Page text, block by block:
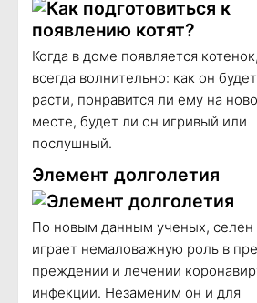
Когда в доме появляется
всегда волнительно: как он будет
расти, понравится ли ему на
месте, будет ли он игривый или
послушный.
Элемент долголетия
По новым данным ученых, селен
играет немаловажную роль в
преждении и лечении
инфекции. Незаменим он и для